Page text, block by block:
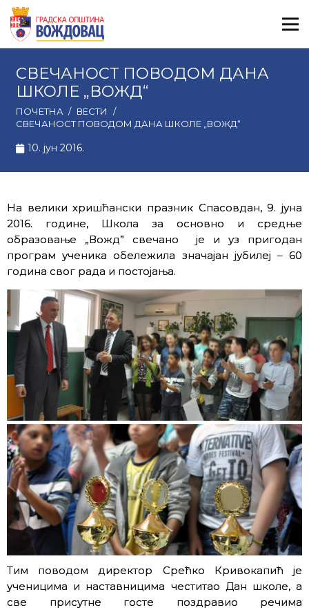
СВEЧАНОСТ ПОВОДОМ ДАНА
ШКОЛЕ „ВОЖД“
ПОЧЕТНА / ВЕСТИ
/
СВEЧАНОСТ ПОВОДОМ ДАНА ШКОЛЕ „ВОЖД“
10. јун 2016.
На велики хришћански празник Спасовдан, 9. јуна
2016. године, Школа за основно и средње
образовање „Вожд” свечано је и уз пригодан
програм ученика обележила значајан јубилеј – 60
година свог рада и постојања.
Тим поводом директор Срећко Кривокапић је
ученицима и наставницима честитао Дан школе, а
све присутне госте поздравио речима